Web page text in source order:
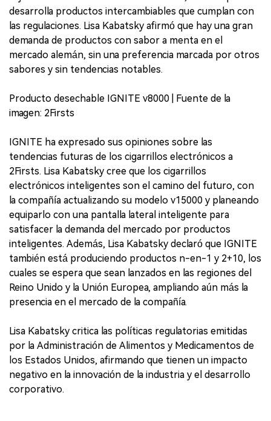
desarrolla productos intercambiables que cumplan con
las regulaciones. Lisa Kabatsky afirmó que hay una gran
demanda de productos con sabor a menta en el
mercado alemán, sin una preferencia marcada por otros
sabores y sin tendencias notables.
Producto desechable IGNITE v8000 | Fuente de la
imagen: 2Firsts
IGNITE ha expresado sus opiniones sobre las
tendencias futuras de los cigarrillos electrónicos a
2Firsts. Lisa Kabatsky cree que los cigarrillos
electrónicos inteligentes son el camino del futuro, con
la compañía actualizando su modelo v15000 y planeando
equiparlo con una pantalla lateral inteligente para
satisfacer la demanda del mercado por productos
inteligentes. Además, Lisa Kabatsky declaró que IGNITE
también está produciendo productos n-en-1 y 2+10, los
cuales se espera que sean lanzados en las regiones del
Reino Unido y la Unión Europea, ampliando aún más la
presencia en el mercado de la compañía.
Lisa Kabatsky critica las políticas regulatorias emitidas
por la Administración de Alimentos y Medicamentos de
los Estados Unidos, afirmando que tienen un impacto
negativo en la innovación de la industria y el desarrollo
corporativo.